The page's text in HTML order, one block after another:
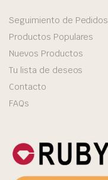
Seguimiento de Pedidos
Productos Populares
Nuevos Productos
Tu lista de deseos
Contacto
FAQs